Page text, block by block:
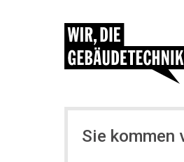
Sie kommen